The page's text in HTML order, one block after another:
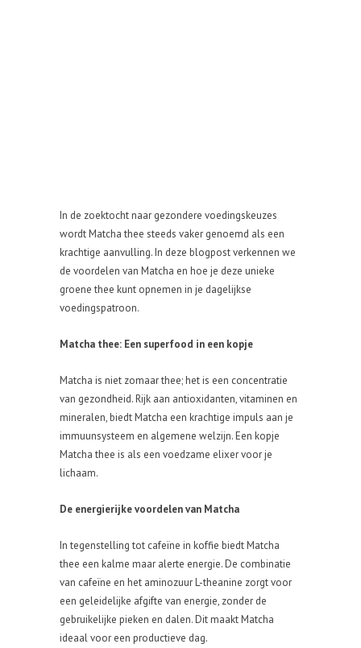
In de zoektocht naar gezondere voedingskeuzes
wordt Matcha thee steeds vaker genoemd als een
krachtige aanvulling. In deze blogpost verkennen we
de voordelen van Matcha en hoe je deze unieke
groene thee kunt opnemen in je dagelijkse
voedingspatroon.
Matcha thee: Een superfood in een kopje
Matcha is niet zomaar thee; het is een concentratie
van gezondheid. Rijk aan antioxidanten, vitaminen en
mineralen, biedt Matcha een krachtige impuls aan je
immuunsysteem en algemene welzijn. Een kopje
Matcha thee is als een voedzame elixer voor je
lichaam.
De energierijke voordelen van Matcha
In tegenstelling tot cafeïne in koffie biedt Matcha
thee een kalme maar alerte energie. De combinatie
van cafeïne en het aminozuur L-theanine zorgt voor
een geleidelijke afgifte van energie, zonder de
gebruikelijke pieken en dalen. Dit maakt Matcha
ideaal voor een productieve dag.